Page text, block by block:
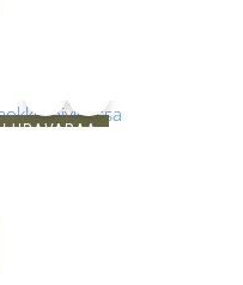
LUPAVAPAA